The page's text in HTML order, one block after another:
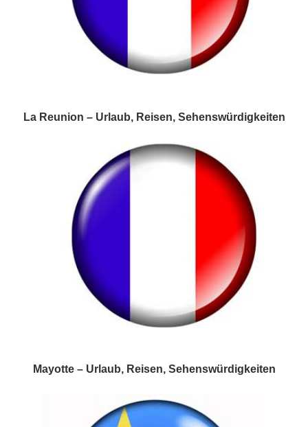
La Reunion – Urlaub, Reisen, Sehenswürdigkeiten
Mayotte – Urlaub, Reisen, Sehenswürdigkeiten